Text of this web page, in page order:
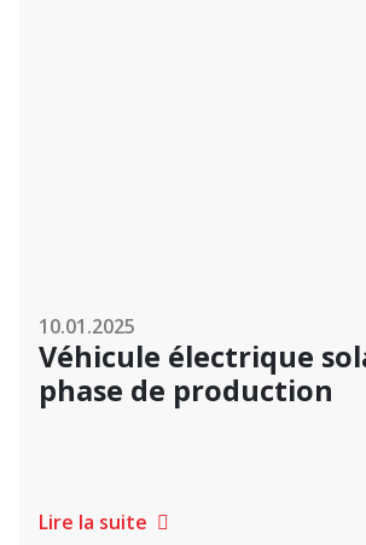
10.01.2025
Véhicule électrique
phase de production
Lire la suite